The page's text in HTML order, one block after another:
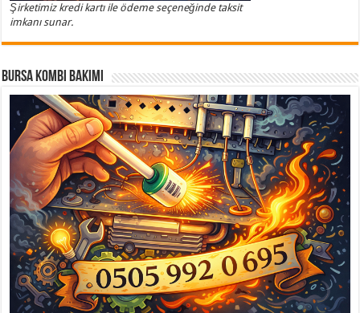
Şirketimiz kredi kartı ile ödeme seçeneğinde taksit
imkanı sunar.
Bursa Kombi Bakımı